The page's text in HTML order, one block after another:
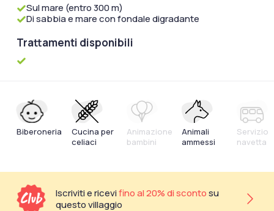
Sul mare (entro 300 m)
Di sabbia e mare con fondale digradante
Trattamenti disponibili
Biberoneria
Cucina per
celiaci
Animazione
bambini
Animali
ammessi
Servizio
navetta
Iscriviti e ricevifino al 20% di scontosu
questo villaggio